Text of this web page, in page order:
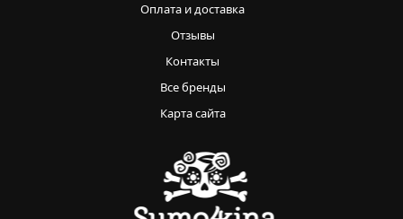
Оплата и доставка
Отзывы
Контакты
Все бренды
Карта сайта